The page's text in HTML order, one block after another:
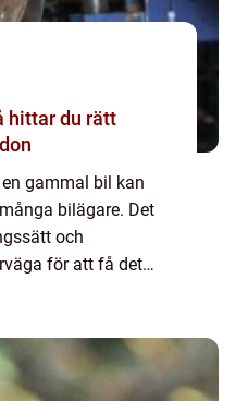
gammal bil kan
bilägare. Det
och
för att få det